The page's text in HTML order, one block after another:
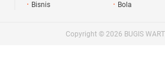
Bisnis
Bola
Copyright © 2026 BUGIS